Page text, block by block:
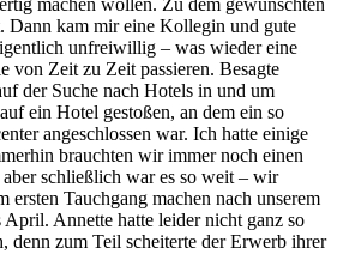
Dann kam mir eine Kollegin und gute
unfreiwillig – was wieder eine
von Zeit zu Zeit passieren. Besagte
der Suche nach Hotels in und um
ein Hotel gestoßen, an dem ein so
angeschlossen war. Ich hatte einige
brauchten wir immer noch einen
schließlich war es so weit – wir
ersten Tauchgang machen nach unserem
Annette hatte leider nicht ganz so
denn zum Teil scheiterte der Erwerb ihrer